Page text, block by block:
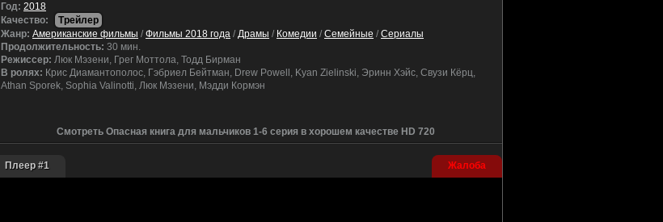
Год: 2018
Качество:
Трейлер
Жанр: Американские фильмы / Фильмы 2018 года / Драмы / Комедии / Семейные / Сериалы
Продолжительность: 30 мин.
Режиссер: Люк Мэзени, Грег Моттола, Тодд Бирман
В ролях: Крис Диамантополос, Гэбриел Бейтман, Drew Powell, Kyan Zielinski, Эринн Хэйс, Свузи Кёрц,
Athan Sporek, Sophia Valinotti, Люк Мэзени, Мэдди Кормэн
Смотреть Опасная книга для мальчиков 1-6 серия в хорошем качестве HD 720
Плеер #1 Жалоба